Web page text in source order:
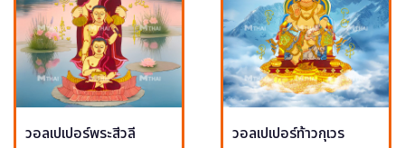
วอลเปเปอร์พระสีวลี วอลเปเปอร์ท้าวกุเวร